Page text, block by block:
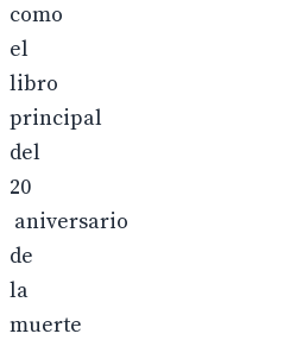
como
el
libro
principal
del
20
aniversario
de
la
muerte